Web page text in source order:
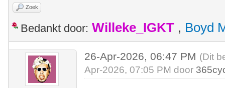
Zoek
Bedankt door: Willeke_IGKT , Boyd
26-Apr-2026, 06:47 PM (Dit
Apr-2026, 07:05 PM door